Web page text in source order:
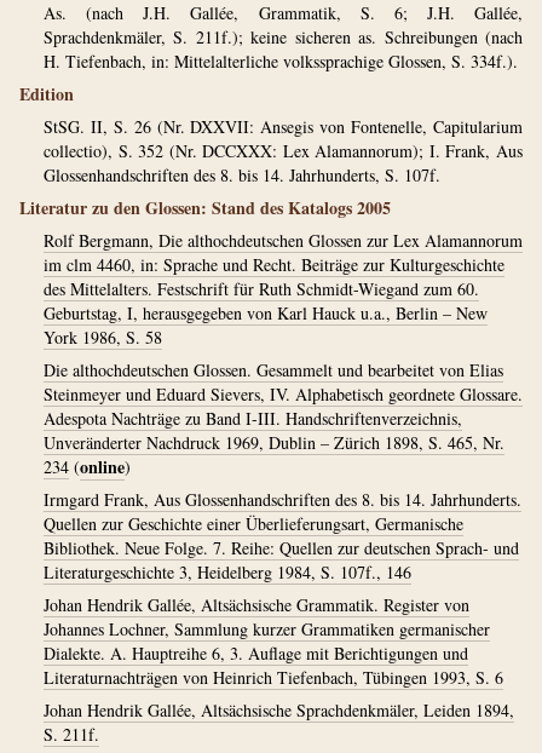
As. (nach J.H. Gallée, Grammatik, S. 6; J.H. Gallée,
Sprachdenkmäler, S. 211f.); keine sicheren as. Schreibungen (nach
H. Tiefenbach, in: Mittelalterliche volkssprachige Glossen, S. 334f.).
Edition
StSG. II, S. 26 (Nr. DXXVII: Ansegis von Fontenelle, Capitularium
collectio), S. 352 (Nr. DCCXXX: Lex Alamannorum); I. Frank, Aus
Glossenhandschriften des 8. bis 14. Jahrhunderts, S. 107f.
Literatur zu den Glossen: Stand des Katalogs 2005
Rolf Bergmann, Die althochdeutschen Glossen zur Lex Alamannorum
im clm 4460, in: Sprache und Recht. Beiträge zur Kulturgeschichte
des Mittelalters. Festschrift für Ruth Schmidt-Wiegand zum 60.
Geburtstag, I, herausgegeben von Karl Hauck u.a., Berlin – New
York 1986, S. 58
Die althochdeutschen Glossen. Gesammelt und bearbeitet von Elias
Steinmeyer und Eduard Sievers, IV. Alphabetisch geordnete Glossare.
Adespota Nachträge zu Band I-III. Handschriftenverzeichnis,
Unveränderter Nachdruck 1969, Dublin – Zürich 1898, S. 465, Nr.
234 (online)
Irmgard Frank, Aus Glossenhandschriften des 8. bis 14. Jahrhunderts.
Quellen zur Geschichte einer Überlieferungsart, Germanische
Bibliothek. Neue Folge. 7. Reihe: Quellen zur deutschen Sprach- und
Literaturgeschichte 3, Heidelberg 1984, S. 107f., 146
Johan Hendrik Gallée, Altsächsische Grammatik. Register von
Johannes Lochner, Sammlung kurzer Grammatiken germanischer
Dialekte. A. Hauptreihe 6, 3. Auflage mit Berichtigungen und
Literaturnachträgen von Heinrich Tiefenbach, Tübingen 1993, S. 6
Johan Hendrik Gallée, Altsächsische Sprachdenkmäler, Leiden 1894,
S. 211f.